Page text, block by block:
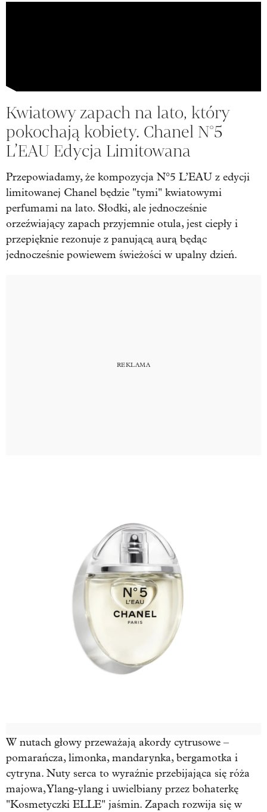
Kwiatowy zapach na lato, który
pokochają kobiety. Chanel N°5
L’EAU Edycja Limitowana
Przepowiadamy, że kompozycja N°5 L’EAU z edycji
limitowanej Chanel będzie "tymi" kwiatowymi
perfumami na lato. Słodki, ale jednocześnie
orzeźwiający zapach przyjemnie otula, jest ciepły i
przepięknie rezonuje z panującą aurą będąc
jednocześnie powiewem świeżości w upalny dzień.
W nutach głowy przeważają akordy cytrusowe –
pomarańcza, limonka, mandarynka, bergamotka i
cytryna. Nuty serca to wyraźnie przebijająca się róża
majowa, Ylang-ylang i uwielbiany przez bohaterkę
"Kosmetyczki ELLE" jaśmin. Zapach rozwija się w